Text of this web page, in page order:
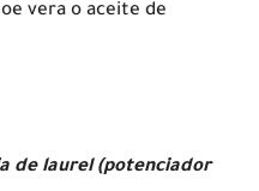
vera o aceite de
de laurel (potenciador